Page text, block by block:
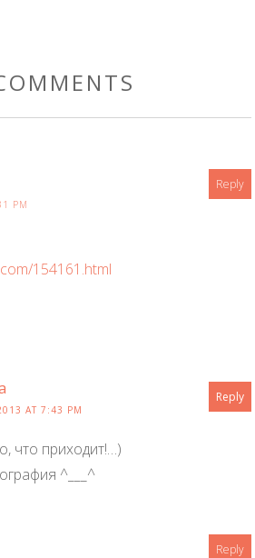
Reply
PM
154161.html
Reply
AT 7:43 PM
что приходит!…)
^___^
Reply